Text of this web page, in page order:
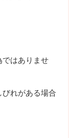
はありませ
れがある場合